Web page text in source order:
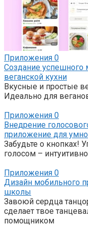
Приложения 0
Создание успешного
веганской кухни
Вкусные и простые
Идеально для
Приложения 0
Внедрение
приложение для
Забудьте о кнопках!
голосом –
Приложения 0
Дизайн мобильного
школы
Завоюй сердца
сделает твое
помощником